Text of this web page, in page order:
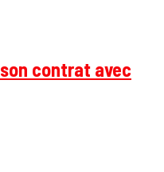
contrat avec